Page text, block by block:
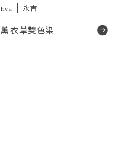
Eva 永吉
薰衣草雙色染